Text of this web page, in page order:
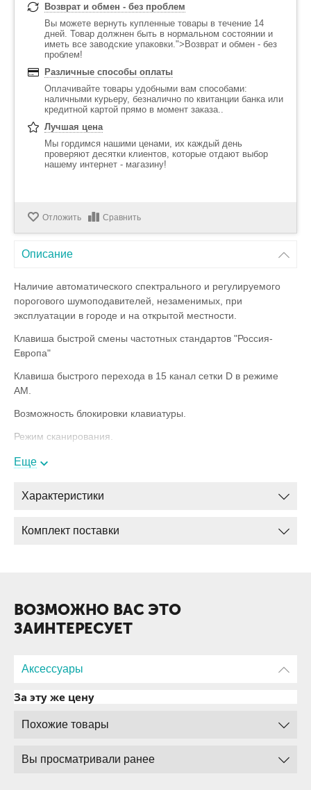
Возврат и обмен - без проблем
Вы можете вернуть купленные товары в течение 14
дней. Товар должнен быть в нормальном состоянии и
иметь все заводские упаковки.">Возврат и обмен - без
проблем!
Различные способы оплаты
Оплачивайте товары удобными вам способами:
наличными курьеру, безналично по квитанции банка или
кредитной картой прямо в момент заказа..
Лучшая цена
Мы гордимся нашими ценами, их каждый день
проверяют десятки клиентов, которые отдают выбор
нашему интернет - магазину!
Отложить Сравнить
Описание
Наличие автоматического спектрального и регулируемого
порогового шумоподавителей, незаменимых, при
эксплуатации в городе и на открытой местности.
Клавиша быстрой смены частотных стандартов "Россия-
Европа"
Клавиша быстрого перехода в 15 канал сетки D в режиме
АМ.
Возможность блокировки клавиатуры.
Режим сканирования.
Защита от подключения к источнику обратной полярности.
Еще
Характеристики
Комплект поставки
ВОЗМОЖНО ВАС ЭТО
ЗАИНТЕРЕСУЕТ
Аксессуары
За эту же цену
Похожие товары
Вы просматривали ранее